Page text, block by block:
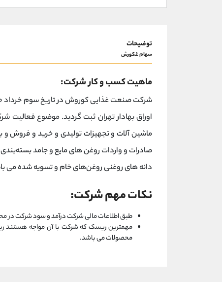
توضیحات
سهام غکورش
ماهیت کسب و کار شرکت:
اوراق بهادار تهران ثبت گردید. موضوع فعالیت
ماشین آلات و تجهیزات تولیدی و خرید و فروش و
صادرات و واردات روغن های مایع و جامد
دانه های روغنی روغن‌های خام و تسویه شده می
نکات مهم شرکت:
طبق اطلاعات مالی شرکت درآمد و سود شرکت در
مهمترین ریسک که شرکت با آن مواجه هستند
محصولات می باشد.